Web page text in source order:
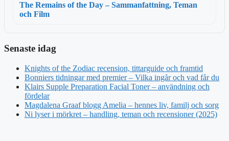
The Remains of the Day – Sammanfattning, Teman
och Film
Senaste idag
Knights of the Zodiac recension, tittarguide och framtid
Bonniers tidningar med premier – Vilka ingår och vad får du
Klairs Supple Preparation Facial Toner – användning och
fördelar
Magdalena Graaf blogg Amelia – hennes liv, familj och sorg
Ni lyser i mörkret – handling, teman och recensioner (2025)